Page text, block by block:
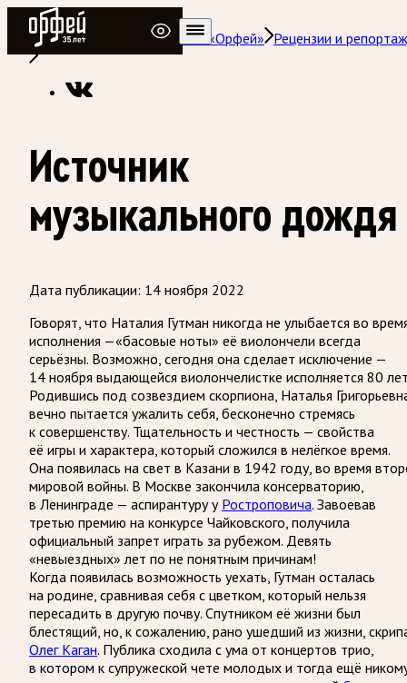
Радио Орфей
Радио классической музыки «Орфей» Рецензии и
Источник
музыкального дождя
Дата публикации: 14 ноября 2022
Говорят, что Наталия Гутман никогда не улыбается во
исполнения —«басовые ноты» её виолончели всегда
серьёзны. Возможно, сегодня она сделает исключение —
14 ноября выдающейся виолончелистке исполняется 80
Родившись под созвездием скорпиона, Наталья
вечно пытается ужалить себя, бесконечно стремясь
к совершенству. Тщательность и честность — свойства
её игры и характера, который сложился в нелёгкое время.
Она появилась на свет в Казани в 1942 году, во время
мировой войны. В Москве закончила консерваторию,
в Ленинграде — аспирантуру у Ростроповича. Завоевав
третью премию на конкурсе Чайковского, получила
официальный запрет играть за рубежом. Девять
«невыездных» лет по не понятным причинам!
Когда появилась возможность уехать, Гутман осталась
на родине, сравнивая себя с цветком, который нельзя
пересадить в другую почву. Спутником её жизни был
блестящий, но, к сожалению, рано ушедший из жизни,
Олег Каган. Публика сходила с ума от концертов трио,
в котором к супружеской чете молодых и тогда ещё